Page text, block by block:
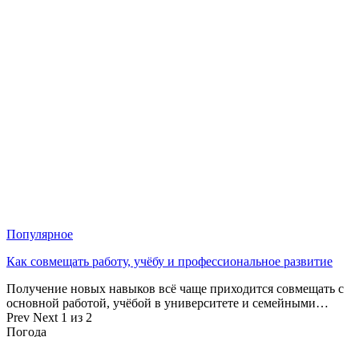
Популярное
Как совмещать работу, учёбу и профессиональное развитие
Получение новых навыков всё чаще приходится совмещать с
основной работой, учёбой в университете и семейными…
Prev Next 1 из 2
Погода